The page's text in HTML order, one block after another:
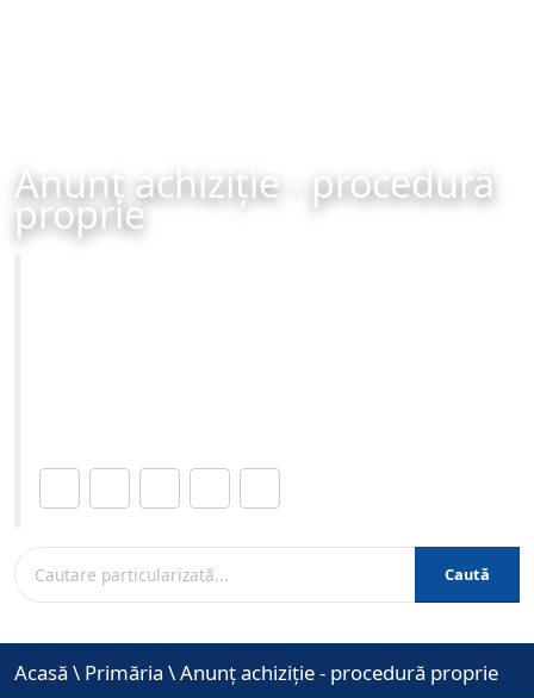
Anunț achiziție - procedură
proprie
Caută
Acasă \ Primăria \Anunț achiziție - procedură proprie